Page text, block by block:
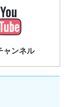
ャンネル